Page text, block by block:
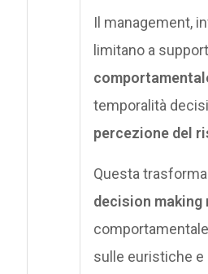
Il management,
limitano a
temporalità
percezione del
Questa
decision making
sulle euristiche e